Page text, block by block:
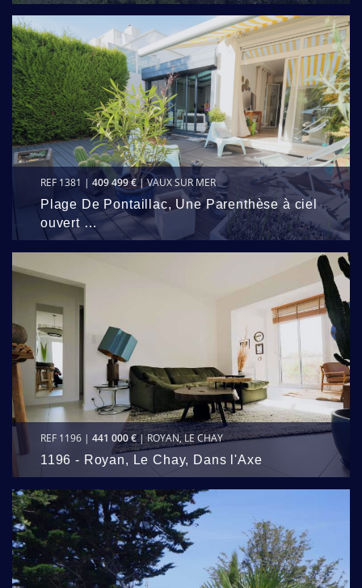
REF 1381 | 409 499 €| VAUX SUR MER
Plage De Pontaillac, Une Parenthèse à ciel
ouvert …
REF 1196 | 441 000 €| ROYAN, LE CHAY
1196 - Royan, Le Chay, Dans l'Axe